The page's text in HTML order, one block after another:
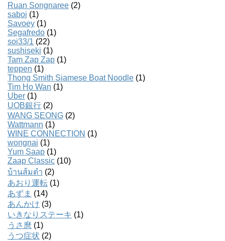
Ruan Songnaree (2)
saboi (1)
Savoey (1)
Segafredo (1)
soi33/1 (22)
sushiseki (1)
Tam Zap Zap (1)
teppen (1)
Thong Smith Siamese Boat Noodle (1)
Tim Ho Wan (1)
Uber (1)
UOB銀行 (2)
WANG SEONG (2)
Wattmann (1)
WINE CONNECTION (1)
wongnai (1)
Yum Saap (1)
Zaap Classic (10)
บ้านส้มตํา (2)
あおり運転 (1)
あずま (14)
あんかけ (3)
いきなりステーキ (1)
うさ麿 (1)
うつ症状 (2)